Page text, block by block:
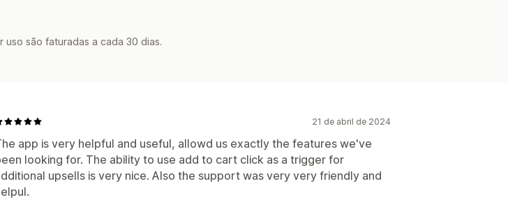
uso são faturadas a cada 30 dias.
21 de abril de 2024
app is very helpful and useful, allowd us exactly the features we've
looking for. The ability to use add to cart click as a trigger for
upsells is very nice. Also the support was very very friendly and